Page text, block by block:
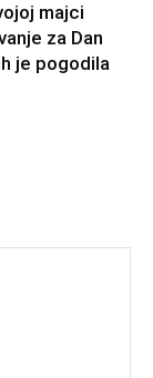
majci
za Dan
je pogodila